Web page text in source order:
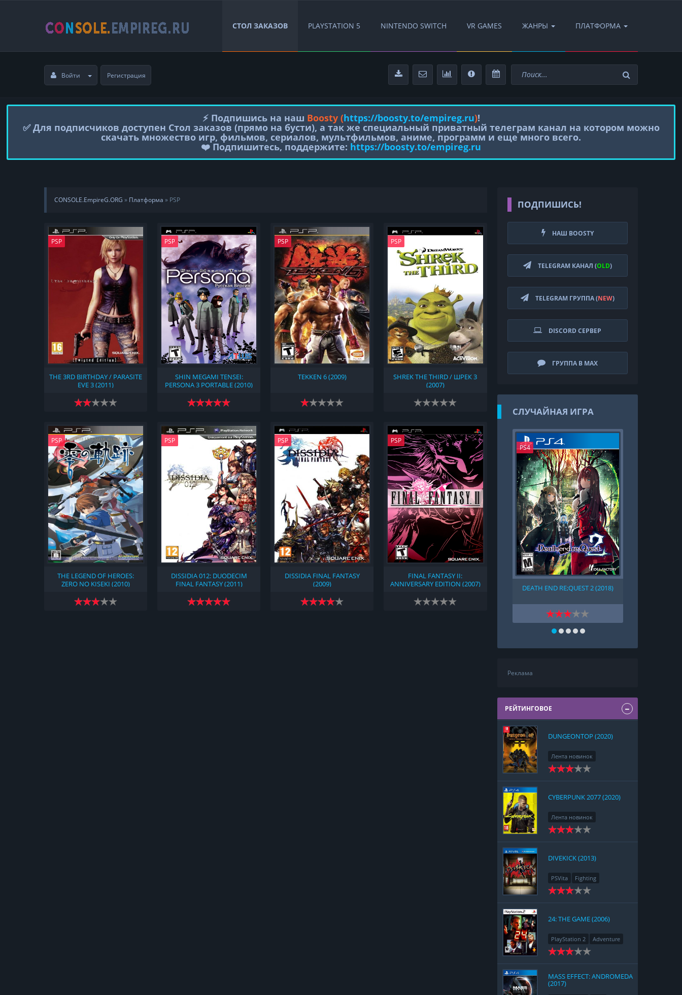
СТОЛ ЗАКАЗОВ PLAYSTATION 5 NINTENDO SWITCH VR GAMES ЖАНРЫ ПЛАТФОРМА
Войти Регистрация
⚡️ Подпишись на наш Boosty (https://boosty.to/empireg.ru)!
✅ Для подписчиков доступен Стол заказов (прямо на бусти), а так же специальный приватный телеграм канал на котором можно
скачать множество игр, фильмов, сериалов, мультфильмов, аниме, программ и еще много всего.
❤️ Подпишитесь, поддержите: https://boosty.to/empireg.ru
CONSOLE.EmpireG.ORG » Платформа » PSP
PSP
THE 3RD BIRTHDAY / PARASITE
EVE 3 (2011)
PSP
SHIN MEGAMI TENSEI:
PERSONA 3 PORTABLE (2010)
PSP
TEKKEN 6 (2009)
PSP
SHREK THE THIRD / ШРЕК 3
(2007)
PSP
THE LEGEND OF HEROES:
ZERO NO KISEKI (2010)
PSP
DISSIDIA 012: DUODECIM
FINAL FANTASY (2011)
PSP
DISSIDIA FINAL FANTASY
(2009)
PSP
FINAL FANTASY II:
ANNIVERSARY EDITION (2007)
ПОДПИШИСЬ!
НАШ BOOSTY
TELEGRAM КАНАЛ (OLD)
TELEGRAM ГРУППА (NEW)
DISCORD СЕРВЕР
ГРУППА В MAX
СЛУЧАЙНАЯ ИГРА
PS4
DEATH END RE;QUEST 2 (2018)
Реклама
РЕЙТИНГОВОЕ
DUNGEONTOP (2020)
Лента новинок
Nintendo Switch
CYBERPUNK 2077 (2020)
Лента новинок
PlayStation 4
DIVEKICK (2013)
PSVita Fighting
24: THE GAME (2006)
PlayStation 2 Adventure
MASS EFFECT: ANDROMEDA
(2017)